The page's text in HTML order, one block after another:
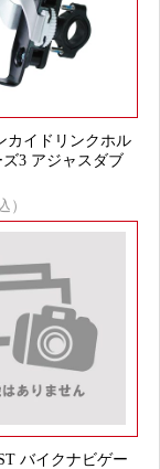
カイドリンクホル
3 アジャスダブ
）
バイクナビゲー